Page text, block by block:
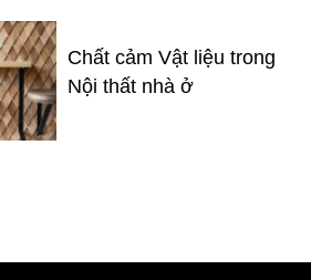
Chất cảm Vật liệu trong
Nội thất nhà ở